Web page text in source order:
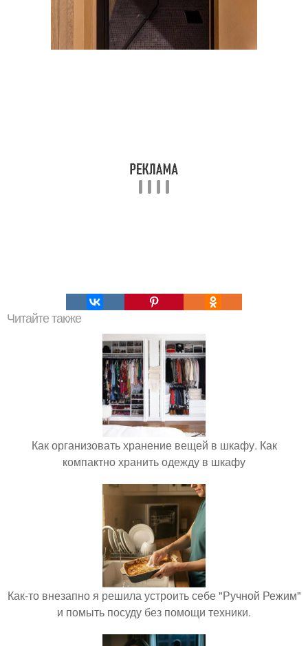
Читайте также
Как организовать хранение вещей в шкафу. Как
компактно хранить одежду в шкафу
Как-то внезапно я решила устроить себе "Ручной Режим"
и помыть посуду без помощи техники.